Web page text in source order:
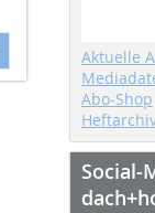
Aktuelle
Abo-Shop
Social-